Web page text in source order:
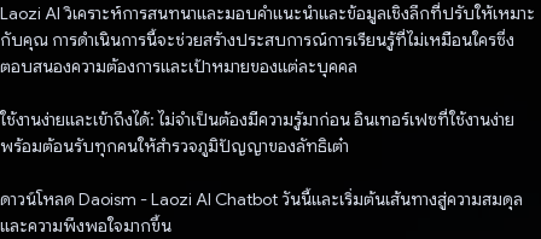
Laozi AI วิเคราะห์การสนทนาและมอบคำแนะนำและข้อมูลเชิงลึกที่ปรับให้เหมาะ
กับคุณ การดำเนินการนี้จะช่วยสร้างประสบการณ์การเรียนรู้ที่ไม่เหมือนใครซึ่ง
ตอบสนองความต้องการและเป้าหมายของแต่ละบุคคล
ใช้งานง่ายและเข้าถึงได้: ไม่จำเป็นต้องมีความรู้มาก่อน อินเทอร์เฟซที่ใช้งานง่าย
พร้อมต้อนรับทุกคนให้สำรวจภูมิปัญญาของลัทธิเต๋า
ดาวน์โหลด Daoism - Laozi AI Chatbot วันนี้และเริ่มต้นเส้นทางสู่ความสมดุล
และความพึงพอใจมากขึ้น